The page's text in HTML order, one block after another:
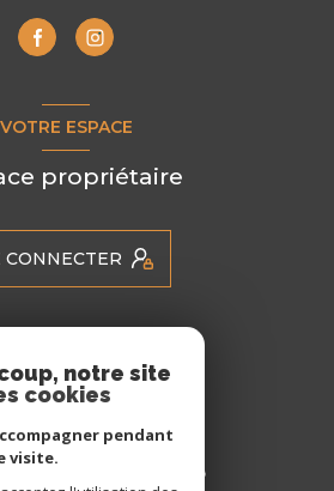
VOTRE ESPACE
propriétaire
CONNECTER
adhérons
notre site
cookies
pendant
visite.